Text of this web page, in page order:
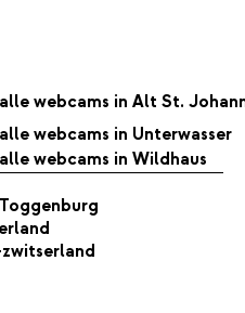
webcams in Alt St.
webcams in Unterwasser
webcams in Wildhaus